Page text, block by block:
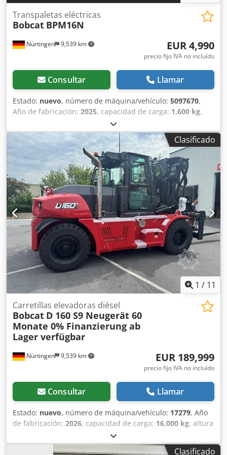
Nürtingen 9,539 km
Transpaletas eléctricas
Bobcat BPM16N
EUR 4,990
precio fijo IVA no incluído
Consultar Llamar
Estado: nuevo, número de máquina/vehículo: 5097670,
Año de fabricación: 2025, capacidad de carga: 1,600 kg,
, centro de carga:
tipo de combustible:eléctrico, tipo de mástil:otro, altura
de construcción:1,300 mm , voltaje de la batería:25.6 V,
longitud de la horquilla:1,150 mm, peso total:400 kg
5097670 Número de serie: OBWN3-0000 Dkjdeytldgopfx
Afmsr Especificaciones de la batería: 25,6 V, 150 Ah
Clasificado
1 / 11
Nürtingen 9,539 km
Carretillas elevadoras diésel
Bobcat D 160 S9 Neugerät 60
Monate 0% Finanzierung ab
Lager verfügbar
EUR 189,999
precio fijo IVA no incluído
Consultar Llamar
Estado: nuevo, número de máquina/vehículo: 17279, Año
de fabricación: 2026, capacidad de carga: 16,000 kg, altura
, ascensor libre:
de carga:600 mm, tipo de combustible:diésel, tipo de
Clasificado